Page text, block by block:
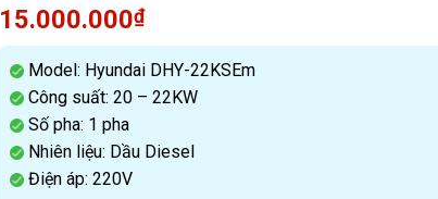
15.000.000₫
Model: Hyundai DHY-22KSEm
Công suất: 20 – 22KW
Số pha: 1 pha
Nhiên liệu: Dầu Diesel
Điện áp: 220V